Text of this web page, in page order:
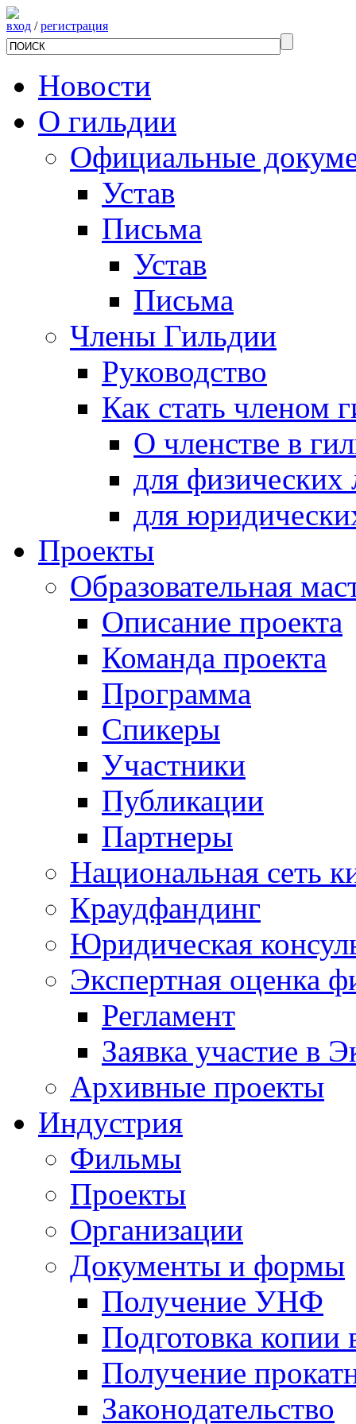
вход /регистрация
Новости
О гильдии
Официальные
Устав
Письма
Устав
Письма
Члены Гильдии
Руководство
Как стать членом
О членстве в
для физических
для
Проекты
Образовательная
Описание проекта
Команда проекта
Программа
Спикеры
Участники
Публикации
Партнеры
Национальная сеть
Краудфандинг
Юридическая
Экспертная оценка
Регламент
Заявка участие в
Архивные проекты
Индустрия
Фильмы
Проекты
Организации
Документы и формы
Получение УНФ
Подготовка копии
Получение
Законодательство